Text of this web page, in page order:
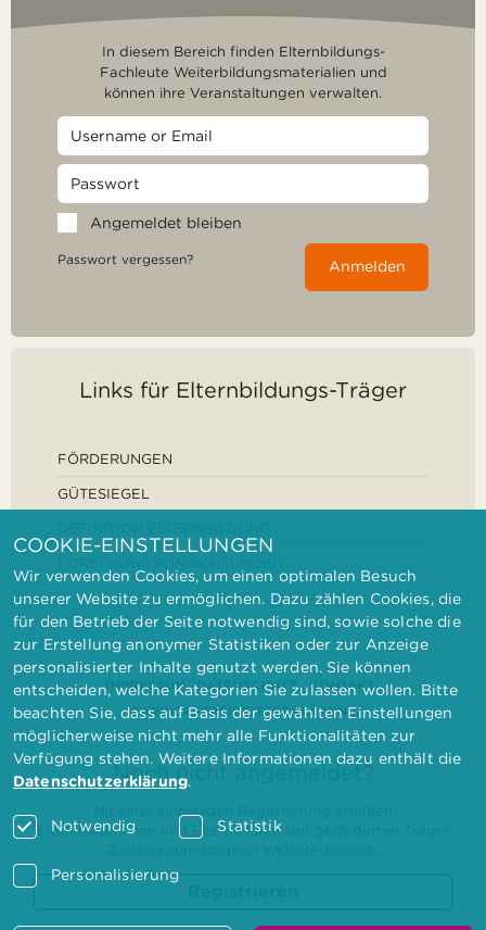
In diesem Bereich finden Elternbildungs-
Fachleute Weiterbildungsmaterialien und
können ihre Veranstaltungen verwalten.
Angemeldet bleiben
Passwort vergessen? Anmelden
Links für Elternbildungs-Träger
FÖRDERUNGEN
GÜTESIEGEL
IMPRESSUM DATENSCHUTZ
KONTAKT
BARRIEREFREIHEITSERKLÄRUNG
Noch nicht angemeldet?
Elternbilderinnen und Elternbildner der geförderten Träger
COOKIE-EINSTELLUNGEN
Wir verwenden Cookies, um einen optimalen Besuch
unserer Website zu ermöglichen. Dazu zählen Cookies, die
für den Betrieb der Seite notwendig sind, sowie solche die
zur Erstellung anonymer Statistiken oder zur Anzeige
personalisierter Inhalte genutzt werden. Sie können
entscheiden, welche Kategorien Sie zulassen wollen. Bitte
beachten Sie, dass auf Basis der gewählten Einstellungen
möglicherweise nicht mehr alle Funktionalitäten zur
Verfügung stehen. Weitere Informationen dazu enthält die
Datenschutzerklärung.
Notwendig Statistik
Personalisierung